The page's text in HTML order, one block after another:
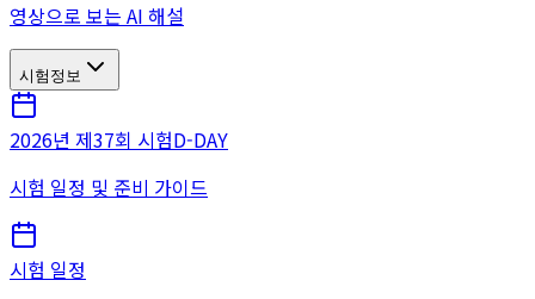
영상으로 보는 AI 해설
시험정보
2026년 제37회 시험D-DAY
시험 일정 및 준비 가이드
시험 일정